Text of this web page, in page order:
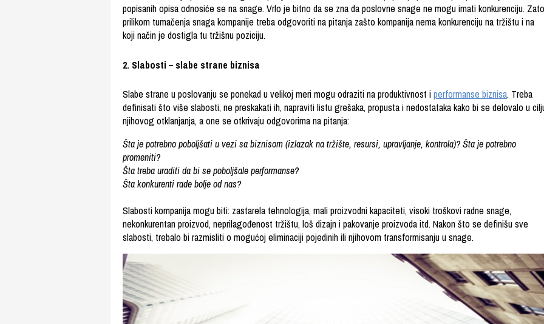
popisanih opisa odnosiće se na snage. Vrlo je bitno da se zna da poslovne snage ne mogu imati konkurenciju. Zato
prilikom tumačenja snaga kompanije treba odgovoriti na pitanja zašto kompanija nema konkurenciju na tržištu i na
koji način je dostigla tu tržišnu poziciju.
2. Slabosti – slabe strane biznisa
Slabe strane u poslovanju se ponekad u velikoj meri mogu odraziti na produktivnost iperformanse biznisa. Treba
definisati što više slabosti, ne preskakati ih, napraviti listu grešaka, propusta i nedostataka kako bi se delovalo u
njihovog otklanjanja, a one se otkrivaju odgovorima na pitanja:
Šta je potrebno poboljšati u vezi sa biznisom (izlazak na tržište, resursi, upravljanje, kontrola)? Šta je potrebno
promeniti?
Šta treba uraditi da bi se poboljšale performanse?
Šta konkurenti rade bolje od nas?
Slabosti kompanija mogu biti: zastarela tehnologija, mali proizvodni kapaciteti, visoki troškovi radne snage,
nekonkurentan proizvod, neprilagođenost tržištu, loš dizajn i pakovanje proizvoda itd. Nakon što se definišu sve
slabosti, trebalo bi razmisliti o mogućoj eliminaciji pojedinih ili njihovom transformisanju u snage.